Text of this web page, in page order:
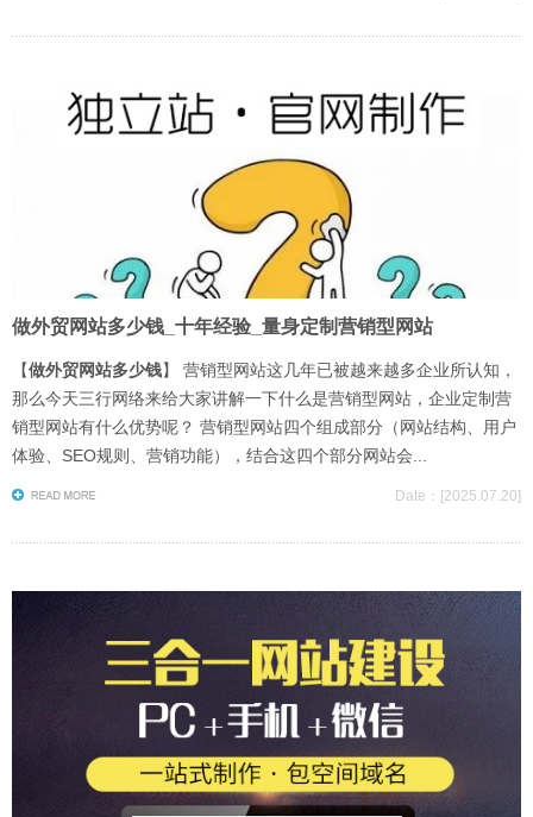
做外贸网站多少钱_十年经验_量身定制营销型网站
【做外贸网站多少钱】 营销型网站这几年已被越来越多企业所认知，
那么今天三行网络来给大家讲解一下什么是营销型网站，企业定制营
销型网站有什么优势呢？ 营销型网站四个组成部分（网站结构、用户
体验、SEO规则、营销功能），结合这四个部分网站会...
Date：[2025.07.20]